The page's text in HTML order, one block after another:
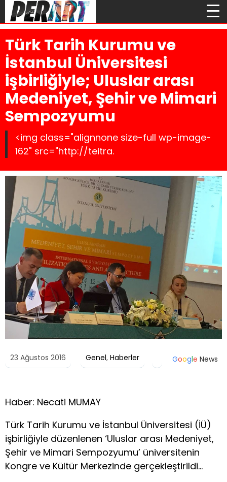
Türk Tarih Kurumu ve
İstanbul Üniversitesi
işbirliğiyle; Uluslar arası
Medeniyet, Şehir ve Mimari
Sempozyumu
<img class="alignnone size-full wp-image-
162" src="http://teitra.
23 Ağustos 2016 Genel, Haberler Google News
Haber: Necati MUMAY
Türk Tarih Kurumu ve İstanbul Üniversitesi (İÜ)
işbirliğiyle düzenlenen ‘Uluslar arası Medeniyet,
Şehir ve Mimari Sempozyumu’ üniversitenin
Kongre ve Kültür Merkezinde gerçekleştirildi…